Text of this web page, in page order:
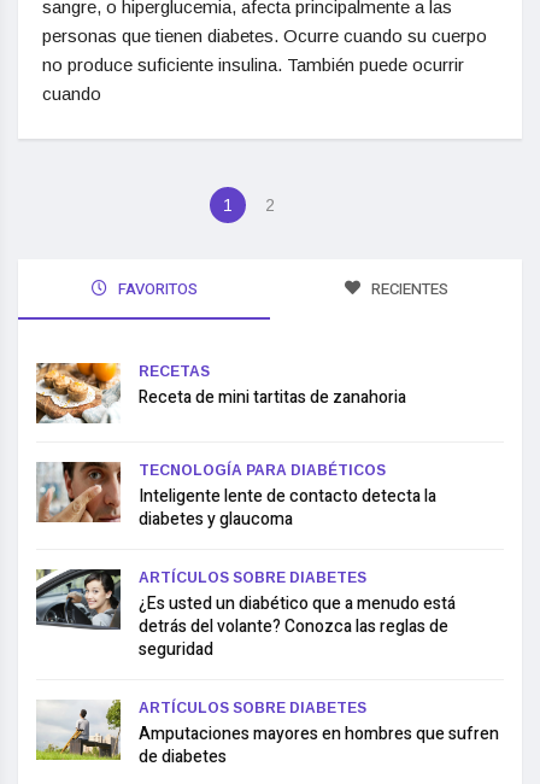
sangre, o hiperglucemia, afecta principalmente a las
personas que tienen diabetes. Ocurre cuando su cuerpo
no produce suficiente insulina. También puede ocurrir
cuando
1 2
FAVORITOS RECIENTES
RECETAS
Receta de mini tartitas de zanahoria
TECNOLOGÍA PARA DIABÉTICOS
Inteligente lente de contacto detecta la
diabetes y glaucoma
ARTÍCULOS SOBRE DIABETES
¿Es usted un diabético que a menudo está
detrás del volante? Conozca las reglas de
seguridad
ARTÍCULOS SOBRE DIABETES
Amputaciones mayores en hombres que sufren
de diabetes